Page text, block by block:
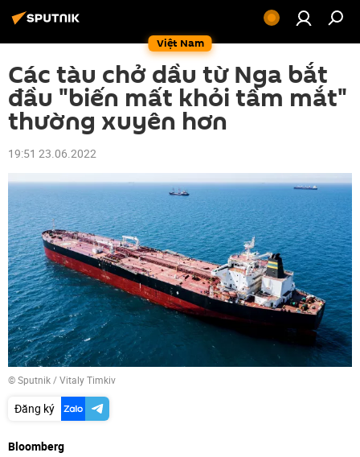
Việt Nam
Các tàu chở dầu từ Nga bắt
đầu "biến mất khỏi tầm mắt"
thường xuyên hơn
19:51 23.06.2022
© Sputnik / Vitaly Timkiv
Đăng ký
Bloomberg